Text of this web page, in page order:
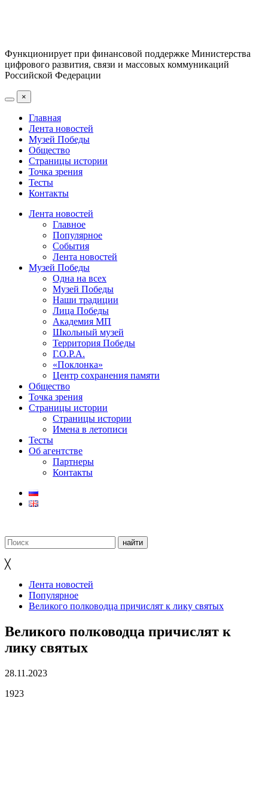
Функционирует при финансовой поддержке Министерства
цифрового развития, связи и массовых коммуникаций
Российской Федерации
×
Главная
Лента новостей
Музей Победы
Общество
Страницы истории
Точка зрения
Тесты
Контакты
Лента новостей
Главное
Популярное
События
Лента новостей
Музей Победы
Одна на всех
Музей Победы
Наши традиции
Лица Победы
Академия МП
Школьный музей
Территория Победы
Г.О.Р.А.
«Поклонка»
Центр сохранения памяти
Общество
Точка зрения
Страницы истории
Страницы истории
Имена в летописи
Тесты
Об агентстве
Партнеры
Контакты
╳
Лента новостей
Популярное
Великого полководца причислят к лику святых
Великого полководца причислят к
лику святых
28.11.2023
1923